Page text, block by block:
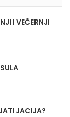
I VEČERNJI
JACIJA?